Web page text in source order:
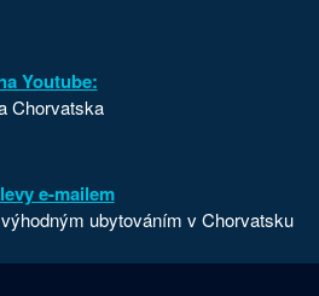
Youtube:
Chorvatska
e-mailem
ubytováním v Chorvatsku